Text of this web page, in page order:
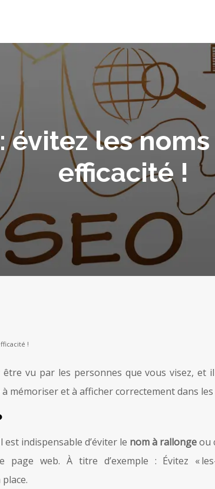
évitez les
efficacité !
!
vu par les personnes que vous visez,
et à afficher correctement dans
indispensable d’éviter le nom à rallongeou
web. À titre d’exemple : Évitez « les-